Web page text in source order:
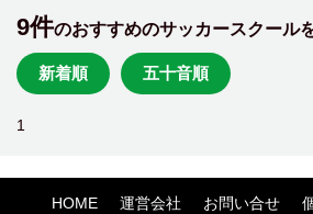
9件のおすすめのサッカースクール
新着順 五十音順
1
HOME 運営会社 お問い合せ